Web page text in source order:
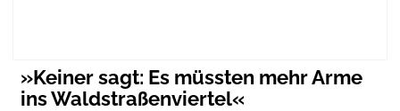
»Keiner sagt: Es müssten mehr Arme
ins Waldstraßenviertel«